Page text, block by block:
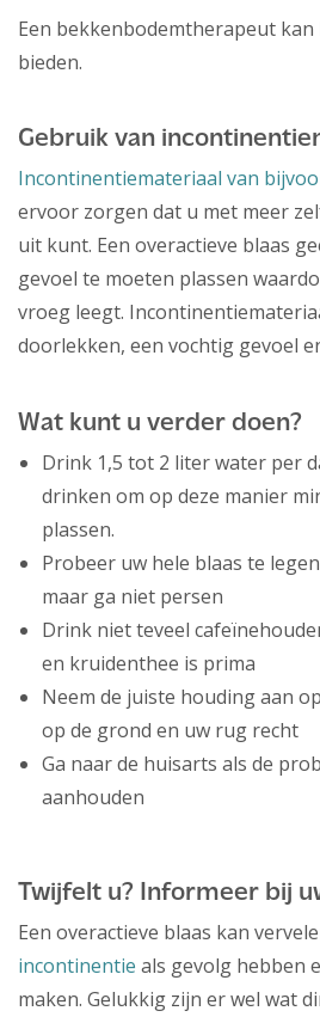
Een bekkenbodemtherapeut
bieden.
Gebruik van
Incontinentiemateriaal van
ervoor zorgen dat u met meer
uit kunt. Een overactieve blaas
gevoel te moeten plassen
vroeg leegt.
doorlekken, een vochtig gevoel
Wat kunt u verder doen?
Drink 1,5 tot 2 liter water per
drinken om op deze manier
plassen.
Probeer uw hele blaas te
maar ga niet persen
Drink niet teveel
en kruidenthee is prima
Neem de juiste houding aan
op de grond en uw rug recht
Ga naar de huisarts als de
aanhouden
Twijfelt u? Informeer bij
Een overactieve blaas kan
incontinentie als gevolg hebben
maken. Gelukkig zijn er wel wat